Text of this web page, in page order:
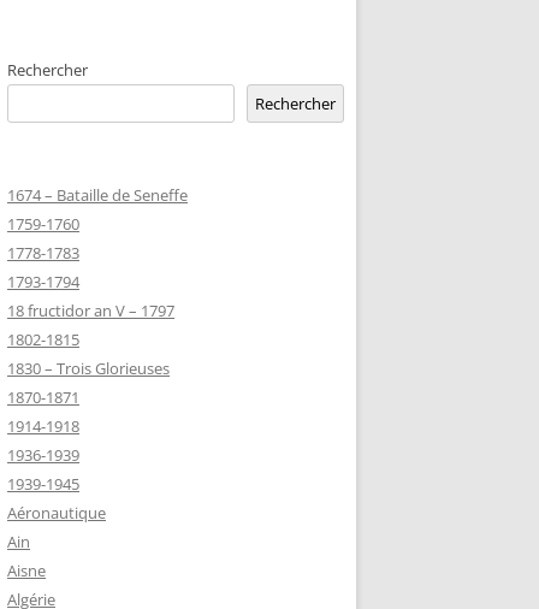
ROBERT
1944)
HELENE)
1964) EST
SUR-
SUR-
MARIE
SUR-
Rechercher
Rechercher
1674 – Bataille de Seneffe
1759-1760
1778-1783
1793-1794
18 fructidor an V – 1797
1802-1815
1830 – Trois Glorieuses
1870-1871
1914-1918
1936-1939
1939-1945
Aéronautique
Ain
Aisne
Algérie